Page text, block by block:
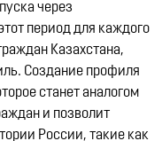
через
период для каждого
Казахстана,
Создание профиля
станет аналогом
и позволит
России, такие как